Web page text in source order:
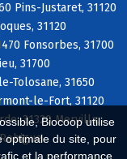
Biocoop utilise
optimale du site, pour
et la performance
Pins-Justaret, 31120
31120
Fonsorbes, 31700
31700
Tolosane, 31650
le-Fort, 31120
31320 Mervilla,